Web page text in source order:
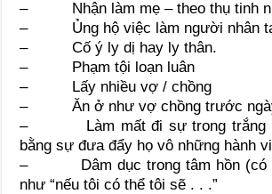
– Nhận làm mẹ – theo thụ tinh
– Ủng hộ việc làm người nhân
– Cố ý ly dị hay ly thân.
– Phạm tội loạn luân
– Lấy nhiều vợ / chồng
– Ăn ở như vợ chồng trước
– Làm mất đi sự trong trắng
bằng sự đưa đẩy họ vô những hành
– Dâm dục trong tâm hồn (có
như “nếu tôi có thể tôi sẽ . . .”